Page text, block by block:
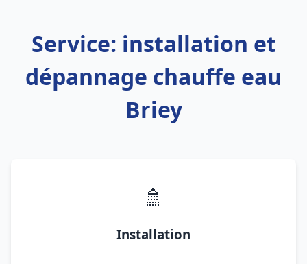
Service: installation et
dépannage chauffe eau
Briey
🚿
Installation